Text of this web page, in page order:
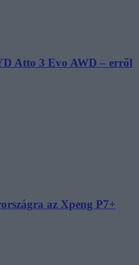
Atto 3 Evo AWD – erről
az Xpeng P7+